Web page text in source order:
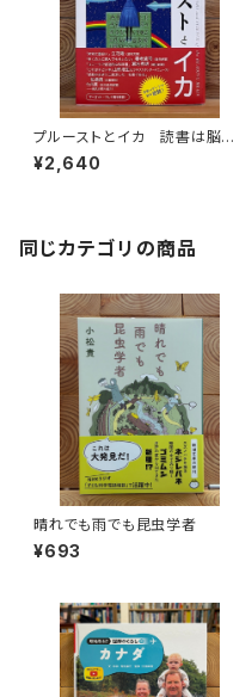
プルーストとイカ 読書は脳を
どのように変えるのか？
¥2,640
同じカテゴリの商品
晴れでも雨でも昆虫学者
¥693